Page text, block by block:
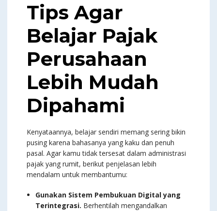
Tips Agar
Belajar Pajak
Perusahaan
Lebih Mudah
Dipahami
Kenyataannya, belajar sendiri memang sering bikin
pusing karena bahasanya yang kaku dan penuh
pasal. Agar kamu tidak tersesat dalam administrasi
pajak yang rumit, berikut penjelasan lebih
mendalam untuk membantumu:
Gunakan Sistem Pembukuan Digital yang
Terintegrasi. Berhentilah mengandalkan